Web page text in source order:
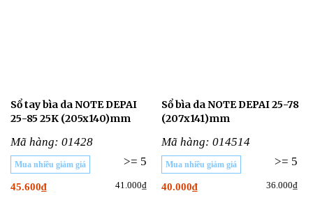
Sổ tay bìa da NOTE DEPAI
25-85 25K (205x140)mm
Mã hàng: 01428
Mua nhiều giảm giá >= 5
45.600₫ 41.000₫
Sổ bìa da NOTE DEPAI 25-78
(207x141)mm
Mã hàng: 014514
Mua nhiều giảm giá >= 5
40.000₫ 36.000₫